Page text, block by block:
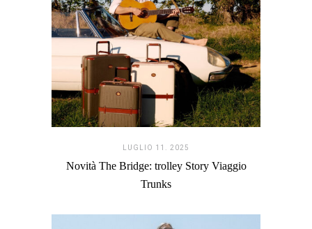
LUGLIO 11. 2025
Novità The Bridge: trolley Story Viaggio
Trunks